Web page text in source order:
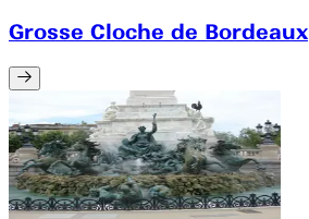
Grosse Cloche de Bordeaux